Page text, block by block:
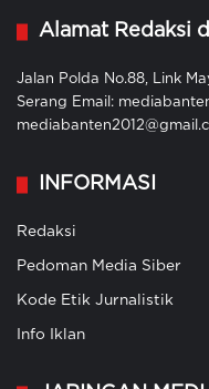
Alamat Redaksi
Jalan Polda No.88, Link
Serang Email:
INFORMASI
Redaksi
Pedoman Media Siber
Kode Etik Jurnalistik
Info Iklan